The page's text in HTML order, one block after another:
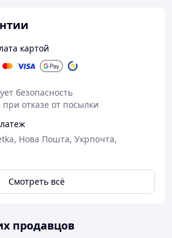
картой
безопасность
отказе от посылки
Нова Пошта, Укрпочта,
Смотреть всё
продавцов